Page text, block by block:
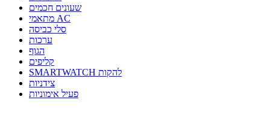
שעונים חכמים
מתאמי AC
סלי כביסה
ערכות
הגוף
קליפים
SMARTWATCH להקות
צידניות
פעיל אימוניות